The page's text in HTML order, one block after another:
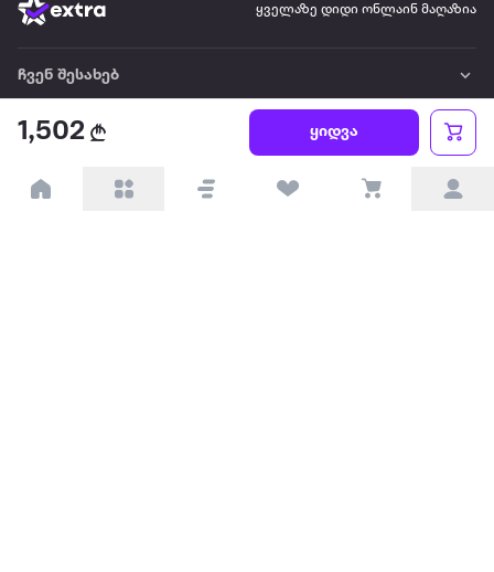
1,502 ყიდვა
ყველაზე დიდი ონლაინ მაღაზია
ჩვენ შესახებ
წესები და პირობები
პარტნიორებისთვის